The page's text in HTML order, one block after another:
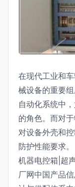
在现代工业和
械设备的重要
自动化系统中
的角色。而对
对设备外壳和
防护性能要求
机器电控箱|超
厂网中国产品